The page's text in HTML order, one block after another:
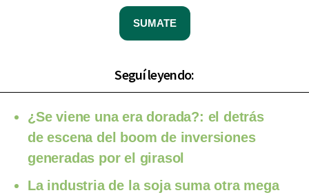
SUMATE
Seguí leyendo:
¿Se viene una era dorada?: el detrás
de escena del boom de inversiones
generadas por el girasol
La industria de la soja suma otra mega